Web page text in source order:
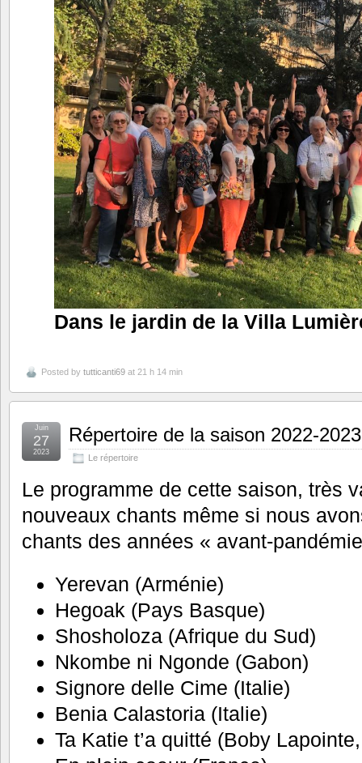
Dans le jardin de la Villa
Posted by tutticanti69 at 21 h 14 min
Répertoire de la saison 2022-2023
Le répertoire
Juin
27
2023
Le programme de cette saison, très
nouveaux chants même si nous
chants des années « avant-
Yerevan (Arménie)
Hegoak (Pays Basque)
Shosholoza (Afrique du Sud)
Nkombe ni Ngonde (Gabon)
Signore delle Cime (Italie)
Benia Calastoria (Italie)
Ta Katie t’a quitté (Boby